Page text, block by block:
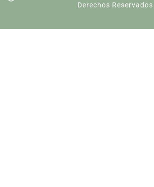
Derechos Reservados